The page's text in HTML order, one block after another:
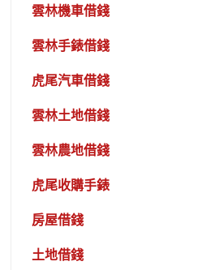
雲林機車借錢
雲林手錶借錢
虎尾汽車借錢
雲林土地借錢
雲林農地借錢
虎尾收購手錶
房屋借錢
土地借錢